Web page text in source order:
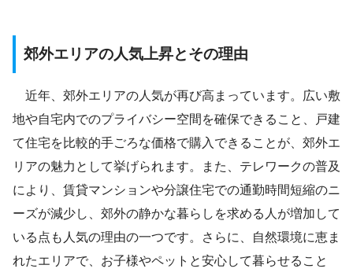
郊外エリアの人気上昇とその理由
近年、郊外エリアの人気が再び高まっています。広い敷
地や自宅内でのプライバシー空間を確保できること、戸建
て住宅を比較的手ごろな価格で購入できることが、郊外エ
リアの魅力として挙げられます。また、テレワークの普及
により、賃貸マンションや分譲住宅での通勤時間短縮のニ
ーズが減少し、郊外の静かな暮らしを求める人が増加して
いる点も人気の理由の一つです。さらに、自然環境に恵ま
れたエリアで、お子様やペットと安心して暮らせること